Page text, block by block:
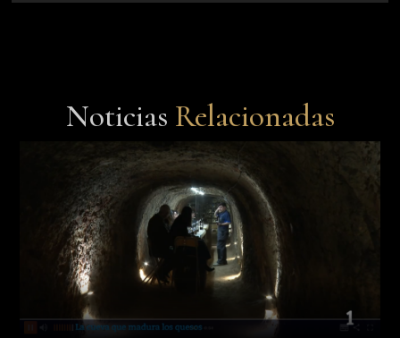
Noticias Relacionadas